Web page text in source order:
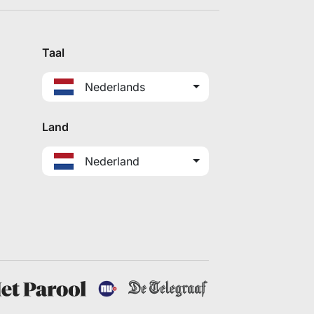
Taal
Nederlands
Land
Nederland